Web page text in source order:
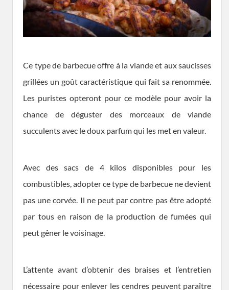
Ce type de barbecue offre à la viande et aux saucisses
grillées un goût caractéristique qui fait sa renommée.
Les puristes opteront pour ce modèle pour avoir la
chance de déguster des morceaux de viande
succulents avec le doux parfum qui les met en valeur.
Avec des sacs de 4 kilos disponibles pour les
combustibles, adopter ce type de barbecue ne devient
pas une corvée. Il ne peut par contre pas être adopté
par tous en raison de la production de fumées qui
peut gêner le voisinage.
L’attente avant d’obtenir des braises et l’entretien
nécessaire pour enlever les cendres peuvent paraître